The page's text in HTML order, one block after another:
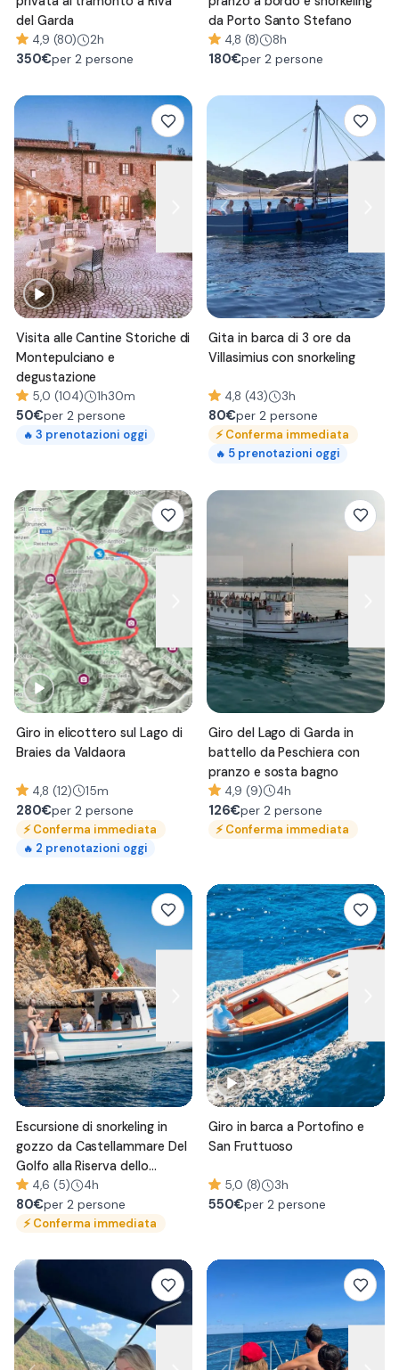
del Garda
4,9 (80) 2h
350€per 2 persone
da Porto Santo Stefano
4,8 (8) 8h
180€per 2 persone
Visita alle Cantine Storiche di
Montepulciano e
degustazione
5,0 (104) 1h30m
50€per 2 persone
🔥 3 prenotazioni oggi
Gita in barca di 3 ore da
Villasimius con snorkeling
4,8 (43) 3h
80€per 2 persone
⚡Conferma immediata
🔥 5 prenotazioni oggi
Giro in elicottero sul Lago di
Braies da Valdaora
4,8 (12) 15m
280€per 2 persone
⚡Conferma immediata
🔥 2 prenotazioni oggi
Giro del Lago di Garda in
battello da Peschiera con
pranzo e sosta bagno
4,9 (9) 4h
126€per 2 persone
⚡Conferma immediata
Escursione di snorkeling in
gozzo da Castellammare Del
Golfo alla Riserva dello
Zingaro
4,6 (5) 4h
80€per 2 persone
⚡Conferma immediata
Giro in barca a Portofino e
San Fruttuoso
5,0 (8) 3h
550€per 2 persone